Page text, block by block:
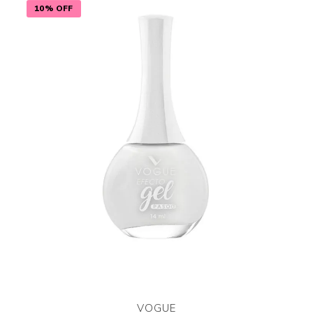
10% OFF
VOGUE